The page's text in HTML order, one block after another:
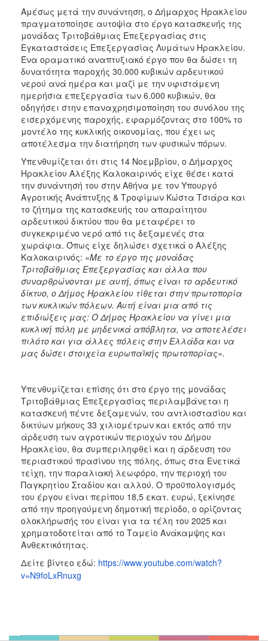
Αμέσως μετά την συνάντηση, ο Δήμαρχος Ηρακλείου
πραγματοποίησε αυτοψία στο έργο κατασκευής της
μονάδας Τριτοβάθμιας Επεξεργασίας στις
Εγκαταστάσεις Επεξεργασίας Λυμάτων Ηρακλείου.
Ένα οραματικό αναπτυξιακό έργο που θα δώσει τη
δυνατότητα παροχής 30.000 κυβικών αρδευτικού
νερού ανά ημέρα και μαζί με την υφιστάμενη
ημερήσια επεξεργασία των 6.000 κυβικών, θα
οδηγήσει στην επαναχρησιμοποίηση του συνόλου της
εισερχόμενης παροχής, εφαρμόζοντας στο 100% το
μοντέλο της κυκλικής οικονομίας, που έχει ως
αποτέλεσμα την διατήρηση των φυσικών πόρων.
Υπενθυμίζεται ότι στις 14 Νοεμβρίου, ο Δήμαρχος
Ηρακλείου Αλέξης Καλοκαιρινός είχε θέσει κατά
την συνάντησή του στην Αθήνα με τον Υπουργό
Αγροτικής Ανάπτυξης & Τροφίμων Κώστα Τσιάρα και
το ζήτημα της κατασκευής του απαραίτητου
αρδευτικού δικτύου που θα μεταφέρει το
συγκεκριμένο νερό από τις δεξαμενές στα
χωράφια. Όπως είχε δηλώσει σχετικά ο Αλέξης
Καλοκαιρινός: «Με το έργο της μονάδας
Τριτοβάθμιας Επεξεργασίας και άλλα που
συναρθρώνονται με αυτή, όπως είναι το αρδευτικό
δίκτυο, ο Δήμος Ηρακλείου τίθεται στην πρωτοπορία
των κυκλικών πόλεων. Αυτή είναι μια από τις
επιδιώξεις μας: Ο Δήμος Ηρακλείου να γίνει μια
κυκλική πόλη με μηδενικά απόβλητα, να αποτελέσει
πιλότο και για άλλες πόλεις στην Ελλάδα και να
μας δώσει στοιχεία ευρωπαϊκής πρωτοπορίας».
Υπενθυμίζεται επίσης ότι στο έργο της μονάδας
Τριτοβάθμιας Επεξεργασίας περιλαμβάνεται η
κατασκευή πέντε δεξαμενών, του αντλιοστασίου και
δικτύων μήκους 33 χιλιομέτρων και εκτός από την
άρδευση των αγροτικών περιοχών του Δήμου
Ηρακλείου, θα συμπεριληφθεί και η άρδευση του
περιαστικού πρασίνου της πόλης, όπως στα Ενετικά
τείχη, την παραλιακή λεωφόρο, την περιοχή του
Παγκρητίου Σταδίου και αλλού. Ο προϋπολογισμός
του έργου είναι περίπου 18,5 εκατ. ευρώ, ξεκίνησε
από την προηγούμενη δημοτική περίοδο, ο ορίζοντας
ολοκλήρωσής του είναι για τα τέλη του 2025 και
χρηματοδοτείται από το Ταμείο Ανάκαμψης και
Ανθεκτικότητας.
Δείτε βίντεο εδώ: https://www.youtube.com/watch?
v=N9foLxRnuxg